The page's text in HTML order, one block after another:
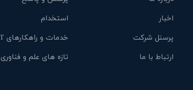
اخبار
استخدام
پرسنل شرکت
خدمات و راهکارهای IT
ارتباط با ما
تازه های علم و فناوری